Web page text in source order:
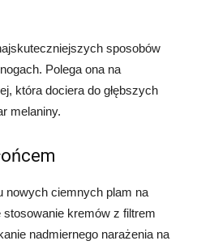
sposobów
Polega ona na
która dociera do głębszych
melaniny.
nowych ciemnych plam na
kremów z filtrem
nadmiernego narażenia na